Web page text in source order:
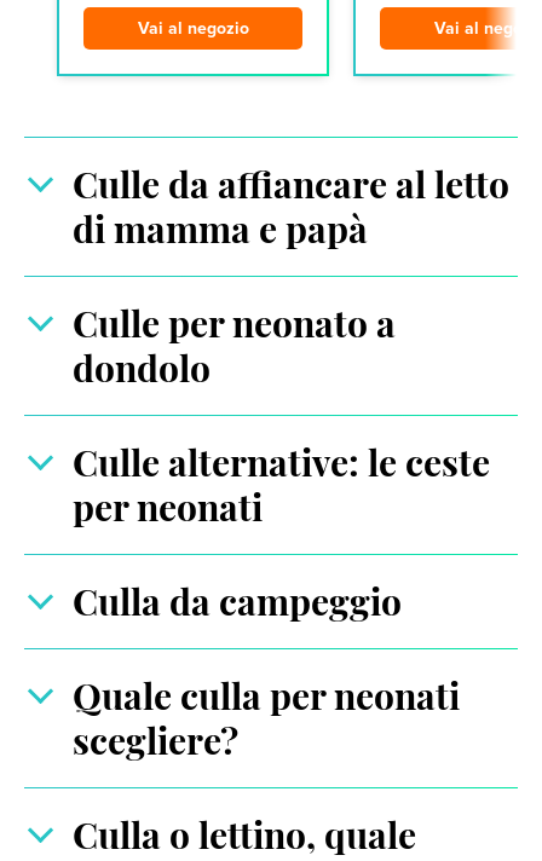
Culle da affiancare al letto
di mamma e papà
Culle per neonato a
dondolo
Culle alternative: le ceste
per neonati
Culla da campeggio
Quale culla per neonati
scegliere?
Culla o lettino, quale
Vai al negozio Vai al